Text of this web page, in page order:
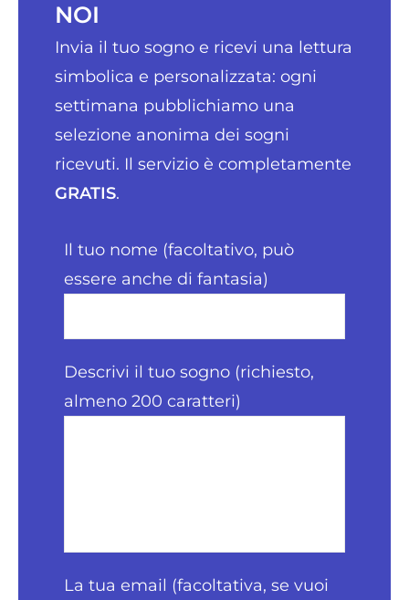
NOI
Invia il tuo sogno e ricevi una lettura
simbolica e personalizzata: ogni
settimana pubblichiamo una
selezione anonima dei sogni
ricevuti. Il servizio è completamente
GRATIS.
Il tuo nome (facoltativo, può
essere anche di fantasia)
Descrivi il tuo sogno (richiesto,
almeno 200 caratteri)
La tua email (facoltativa, se vuoi